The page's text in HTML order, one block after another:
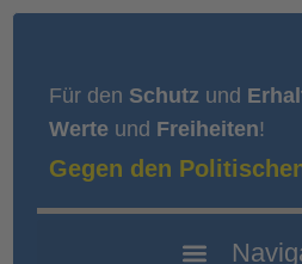
Für den Schutz und
Werte und Freiheiten!
Gegen den